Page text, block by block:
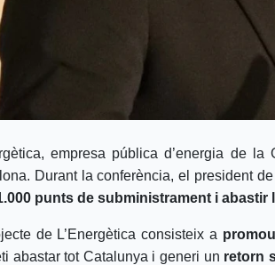
empresa pública d’energia de
Durant la conferència, el president
punts de subministrament i
de L’Energètica consisteix a
abastar tot Catalunya i generi un retorn